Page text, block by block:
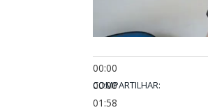
00:00
00:00
01:58
COMPARTILHAR: